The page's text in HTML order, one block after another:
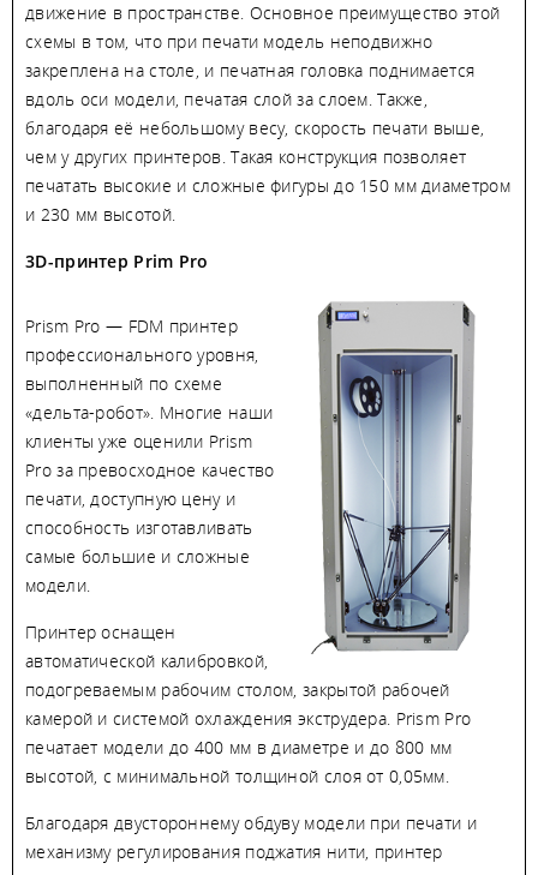
движение в пространстве. Основное преимущество этой
схемы в том, что при печати модель неподвижно
закреплена на столе, и печатная головка поднимается
вдоль оси модели, печатая слой за слоем. Также,
благодаря её небольшому весу, скорость печати выше,
чем у других принтеров. Такая конструкция позволяет
печатать высокие и сложные фигуры до 150 мм диаметром
и 230 мм высотой.
3D-принтер Prim Pro
Prism Pro — FDM принтер
профессионального уровня,
выполненный по схеме
«дельта-робот». Многие наши
клиенты уже оценили Prism
Pro за превосходное качество
печати, доступную цену и
способность изготавливать
самые большие и сложные
модели.
Принтер оснащен
автоматической калибровкой,
подогреваемым рабочим столом, закрытой рабочей
камерой и системой охлаждения экструдера. Prism Pro
печатает модели до 400 мм в диаметре и до 800 мм
высотой, с минимальной толщиной слоя от 0,05мм.
Благодаря двустороннему обдуву модели при печати и
механизму регулирования поджатия нити, принтер